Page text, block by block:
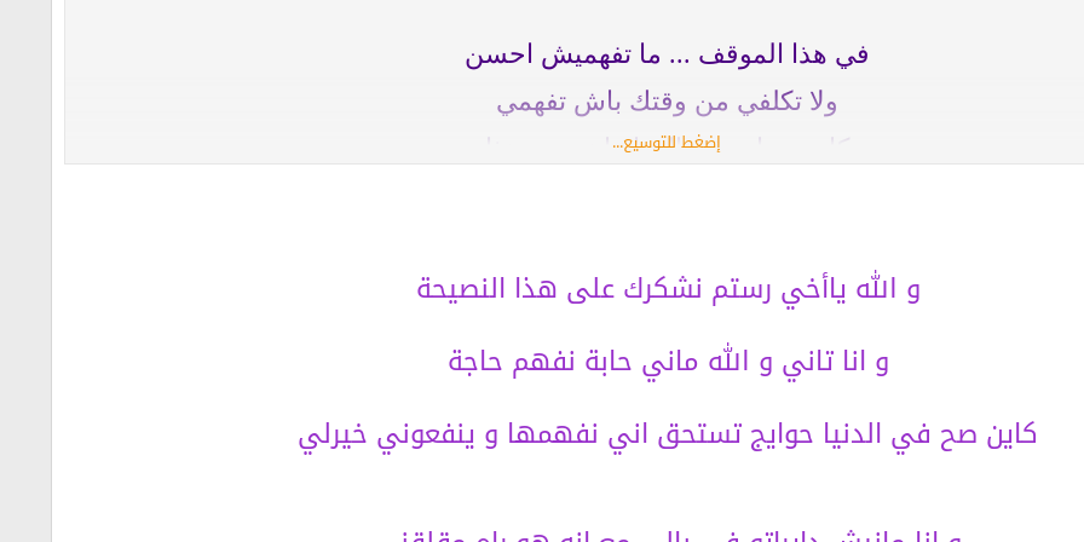
في هذا الموقف ... ما تفهميش احسن
ولا تكلفي من وقتك باش تفهمي
كاين حوايج في الحياة اهم من هذا
واكيد فهمتي القصد
بالتوفيق لك اختي
إضغط للتوسيع...
و الله ياأخي رستم نشكرك على هذا النصيحة
و انا تاني و الله ماني حابة نفهم حاجة
كاين صح في الدنيا حوايج تستحق اني نفهمها و ينفعوني خيرلي